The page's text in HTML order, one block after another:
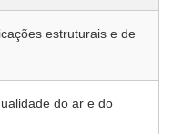
estruturais e de
do ar e do